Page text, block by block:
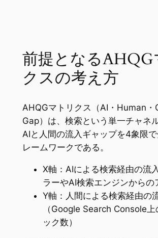
前提となるAHQG
クスの考え方
AHQGマトリクス（AI・Human・
Gap）は、検索という単一チャネ
AIと人間の流入ギャップを4象限
レームワークである。
X軸：AIによる検索経由の流
ラーやAI検索エンジンからの
Y軸：人間による検索経由の
（Google Search Console上
ック数）